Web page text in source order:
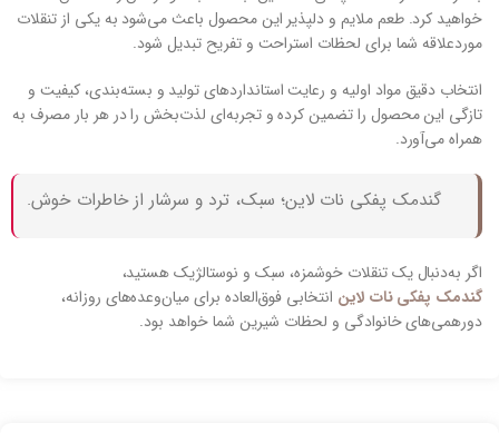
خواهید کرد. طعم ملایم و دلپذیر این محصول باعث می‌شود به یکی از تنقلات
موردعلاقه شما برای لحظات استراحت و تفریح تبدیل شود.
انتخاب دقیق مواد اولیه و رعایت استانداردهای تولید و بسته‌بندی، کیفیت و
تازگی این محصول را تضمین کرده و تجربه‌ای لذت‌بخش را در هر بار مصرف به
همراه می‌آورد.
گندمک پفکی نات لاین؛ سبک، ترد و سرشار از خاطرات خوش.
اگر به‌دنبال یک تنقلات خوشمزه، سبک و نوستالژیک هستید،
گندمک پفکی نات لاین انتخابی فوق‌العاده برای میان‌وعده‌های روزانه،
دورهمی‌های خانوادگی و لحظات شیرین شما خواهد بود.